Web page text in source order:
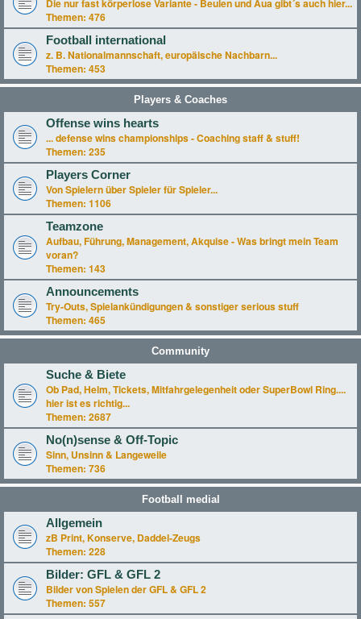
Die nur fast körperlose Variante - Beulen und Aua gibt´s auch hier...
Themen: 476
Football international
z. B. Nationalmannschaft, europäische Nachbarn...
Themen: 453
Players & Coaches
Offense wins hearts
... defense wins championships - Coaching staff & stuff!
Themen: 235
Players Corner
Von Spielern über Spieler für Spieler...
Themen: 1106
Teamzone
Aufbau, Führung, Management, Akquise - Was bringt mein Team
voran?
Themen: 143
Announcements
Try-Outs, Spielankündigungen & sonstiger serious stuff
Themen: 465
Community
Suche & Biete
Ob Pad, Helm, Tickets, Mitfahrgelegenheit oder SuperBowl Ring....
hier ist es richtig...
Themen: 2687
No(n)sense & Off-Topic
Sinn, Unsinn & Langeweile
Themen: 736
Football medial
Allgemein
zB Print, Konserve, Daddel-Zeugs
Themen: 228
Bilder: GFL & GFL 2
Bilder von Spielen der GFL & GFL 2
Themen: 557